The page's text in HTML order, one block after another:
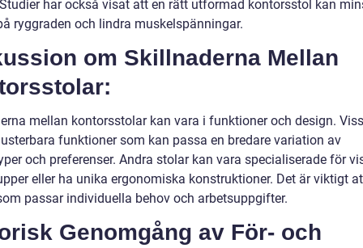
har också visat att en rätt utformad kontorsstol kan
ryggraden och lindra muskelspänningar.
om Skillnaderna Mellan
mellan kontorsstolar kan vara i funktioner och design.
funktioner som kan passa en bredare variation av
och preferenser. Andra stolar kan vara specialiserade för
eller ha unika ergonomiska konstruktioner. Det är viktigt
passar individuella behov och arbetsuppgifter.
Genomgång av För- och